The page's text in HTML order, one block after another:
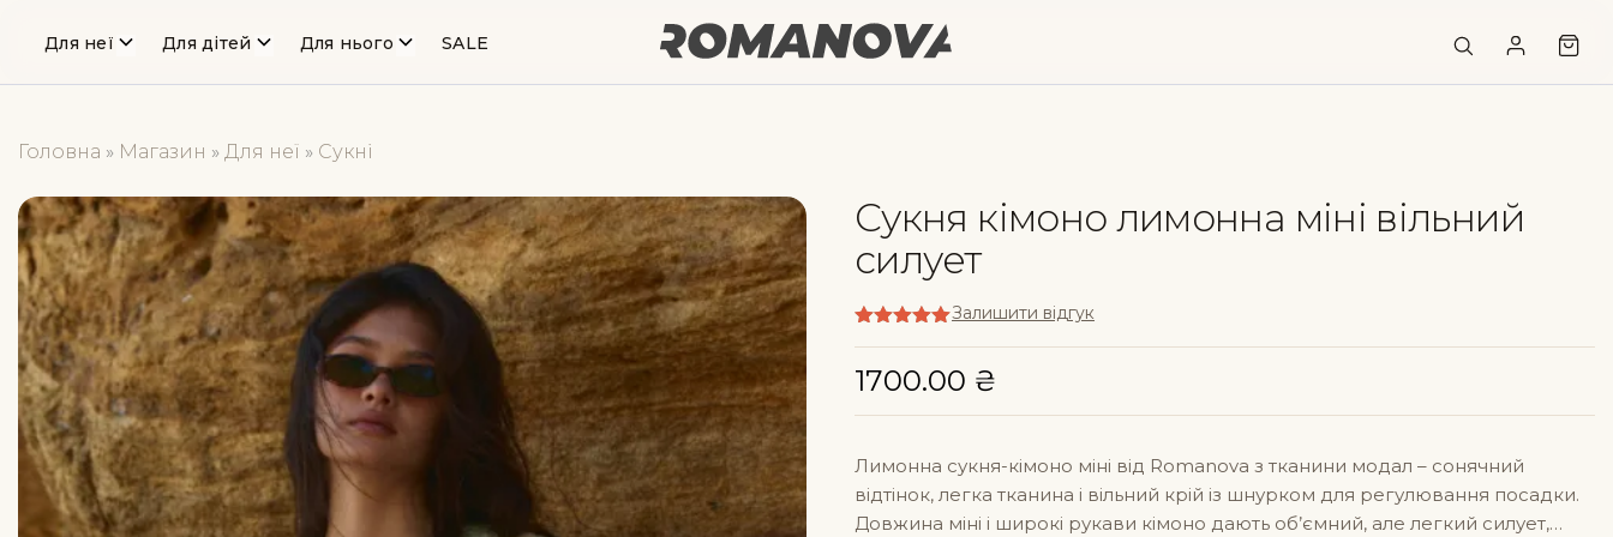
Для неї Для дітей Для нього SALE
Головна » Магазин » Для неї » Сукні
Сукня кімоно лимонна міні вільний
силует
Залишити відгук
1700.00 ₴
Лимонна сукня-кімоно міні від Romanova з тканини модал – сонячний
відтінок, легка тканина і вільний крій із шнурком для регулювання посадки.
Довжина міні і широкі рукави кімоно дають об’ємний, але легкий силует,